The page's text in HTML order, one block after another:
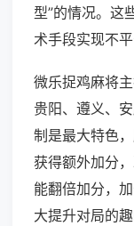
型”的情况。这
术手段实现不平
微乐捉鸡麻将
贵阳、遵义、
制是最大特色
获得额外加分
能翻倍加分，
大提升对局的